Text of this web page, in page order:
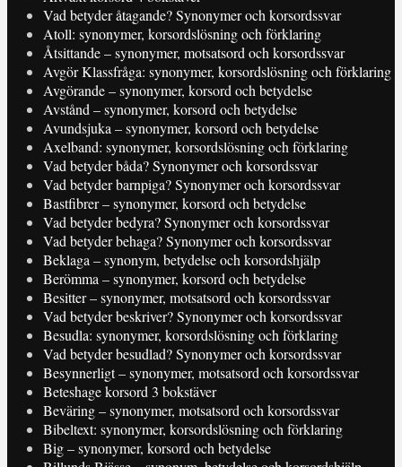
Vad betyder åtagande? Synonymer och korsordssvar
Atoll: synonymer, korsordslösning och förklaring
Åtsittande – synonymer, motsatsord och korsordssvar
Avgör Klassfråga: synonymer, korsordslösning och förklaring
Avgörande – synonymer, korsord och betydelse
Avstånd – synonymer, korsord och betydelse
Avundsjuka – synonymer, korsord och betydelse
Axelband: synonymer, korsordslösning och förklaring
Vad betyder båda? Synonymer och korsordssvar
Vad betyder barnpiga? Synonymer och korsordssvar
Bastfibrer – synonymer, korsord och betydelse
Vad betyder bedyra? Synonymer och korsordssvar
Vad betyder behaga? Synonymer och korsordssvar
Beklaga – synonym, betydelse och korsordshjälp
Berömma – synonymer, korsord och betydelse
Besitter – synonymer, motsatsord och korsordssvar
Vad betyder beskriver? Synonymer och korsordssvar
Besudla: synonymer, korsordslösning och förklaring
Vad betyder besudlad? Synonymer och korsordssvar
Besynnerligt – synonymer, motsatsord och korsordssvar
Beteshage korsord 3 bokstäver
Beväring – synonymer, motsatsord och korsordssvar
Bibeltext: synonymer, korsordslösning och förklaring
Big – synonymer, korsord och betydelse